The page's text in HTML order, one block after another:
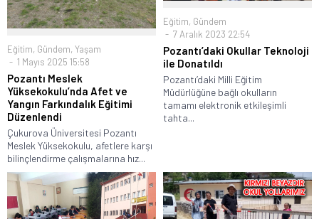
Eğitim, Gündem, Yaşam
1 Mayıs 2025 15:58
Pozantı Meslek
Yüksekokulu’nda Afet ve
Yangın Farkındalık Eğitimi
Düzenlendi
Çukurova Üniversitesi Pozantı
Meslek Yüksekokulu, afetlere karşı
bilinçlendirme çalışmalarına hız...
Eğitim, Gündem
7 Aralık 2023 22:54
Pozantı’daki Okullar Teknoloji
ile Donatıldı
Pozantı’daki Milli Eğitim
Müdürlüğüne bağlı okulların
tamamı elektronik etkileşimli
tahta...